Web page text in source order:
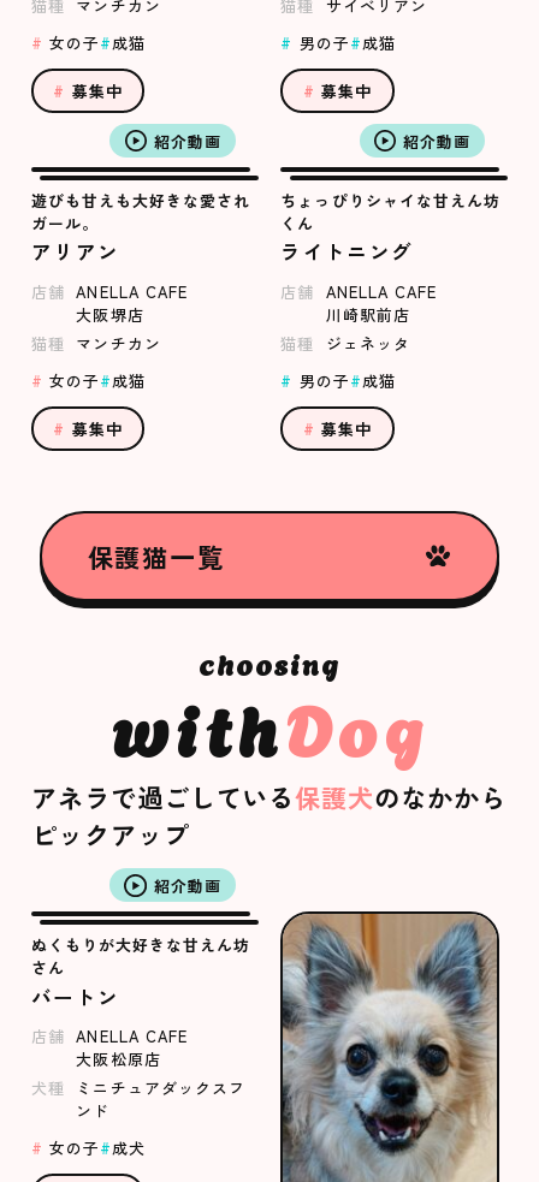
猫種
マンチカン
女の子
成猫
募集中
猫種
サイベリアン
男の子
成猫
募集中
紹介動画
遊びも甘えも大好きな愛され
ガール。
アリアン
店舗 ANELLA CAFE
大阪堺店
猫種
マンチカン
女の子
成猫
募集中
紹介動画
ちょっぴりシャイな甘えん坊
くん
ライトニング
店舗 ANELLA CAFE
川崎駅前店
猫種
ジェネッタ
男の子
成猫
募集中
保護猫一覧
withDog
アネラで過ごしている保護犬のなかから
ピックアップ
紹介動画
ぬくもりが大好きな甘えん坊
さん
バートン
店舗 ANELLA CAFE
大阪松原店
犬種
ミニチュアダックスフ
ンド
女の子
成犬